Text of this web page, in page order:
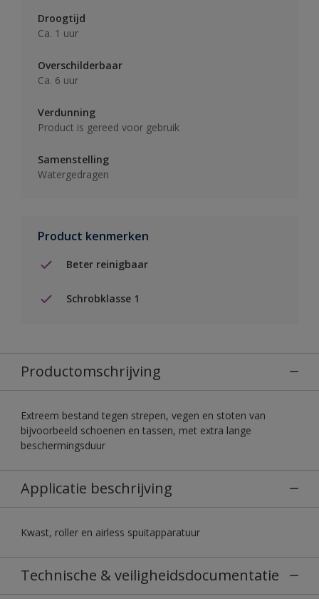
Droogtijd
Ca. 1 uur
Overschilderbaar
Ca. 6 uur
Verdunning
Product is gereed voor gebruik
Samenstelling
Watergedragen
Product kenmerken
Beter reinigbaar
Schrobklasse 1
Productomschrijving
Extreem bestand tegen strepen, vegen en stoten van
bijvoorbeeld schoenen en tassen, met extra lange
beschermingsduur
Applicatie beschrijving
Kwast, roller en airless spuitapparatuur
Technische & veiligheidsdocumentatie